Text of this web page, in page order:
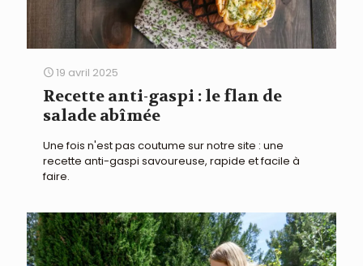
19 avril 2025
Recette anti-gaspi : le flan de
salade abîmée
Une fois n'est pas coutume sur notre site : une
recette anti-gaspi savoureuse, rapide et facile à
faire.